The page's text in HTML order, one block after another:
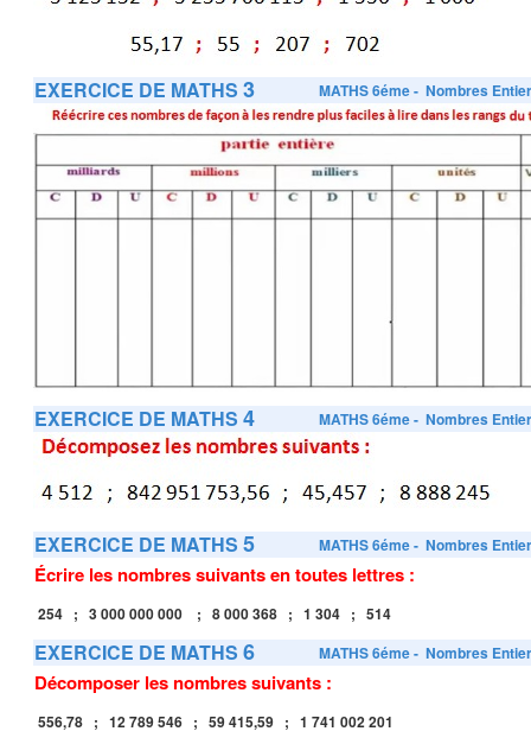
EXERCICE DE MATHS 3 MATHS 6éme- Nombres
EXERCICE DE MATHS 4 MATHS 6éme- Nombres
EXERCICE DE MATHS 5 MATHS 6éme- Nombres
Écrire les nombres suivants en toutes lettres :
254 ; 3 000 000 000 ; 8 000 368 ; 1 304 ; 514
EXERCICE DE MATHS 6 MATHS 6éme- Nombres
Décomposer les nombres suivants :
556,78 ; 12 789 546 ; 59 415,59 ; 1 741 002 201